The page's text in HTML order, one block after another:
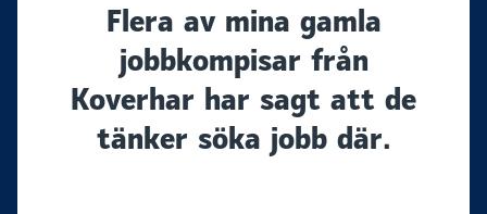
Flera av mina gamla
jobbkompisar från
Koverhar har sagt att de
tänker söka jobb där.